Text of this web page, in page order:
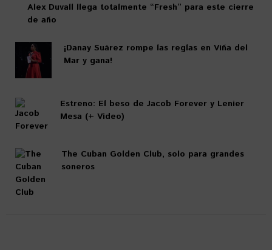
Alex Duvall llega totalmente “Fresh” para este cierre
de año
¡Danay Suárez rompe las reglas en Viña del
Mar y gana!
Estreno: El beso de Jacob Forever y Lenier
Mesa (+ Video)
The Cuban Golden Club, solo para grandes
soneros